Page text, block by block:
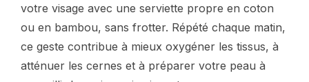
votre visage avec une serviette propre en coton
ou en bambou, sans frotter. Répété chaque matin,
ce geste contribue à mieux oxygéner les tissus, à
atténuer les cernes et à préparer votre peau à